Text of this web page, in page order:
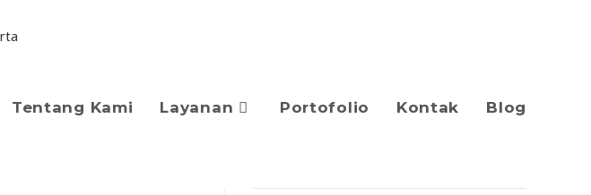
Tentang Kami Layanan Portofolio Kontak Blog